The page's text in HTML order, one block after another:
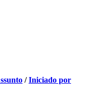
/Iniciado por